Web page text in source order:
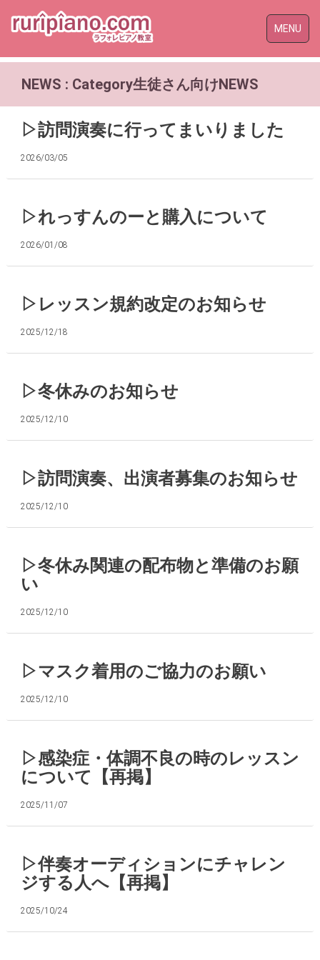
Toggle
MENU
NEWS : Category生徒さん向けNEWS
▷訪問演奏に行ってまいりました
2026/03/05
▷れっすんのーと購入について
2026/01/08
▷レッスン規約改定のお知らせ
2025/12/18
▷冬休みのお知らせ
2025/12/10
▷訪問演奏、出演者募集のお知らせ
2025/12/10
▷冬休み関連の配布物と準備のお願
い
2025/12/10
▷マスク着用のご協力のお願い
2025/12/10
▷感染症・体調不良の時のレッスン
について【再掲】
2025/11/07
▷伴奏オーディションにチャレン
ジする人へ【再掲】
2025/10/24